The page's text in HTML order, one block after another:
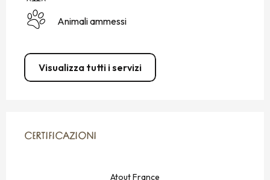
Animali ammessi
Visualizza tutti i servizi
CERTIFICAZIONI
CERTIFICAZIONI
Atout France